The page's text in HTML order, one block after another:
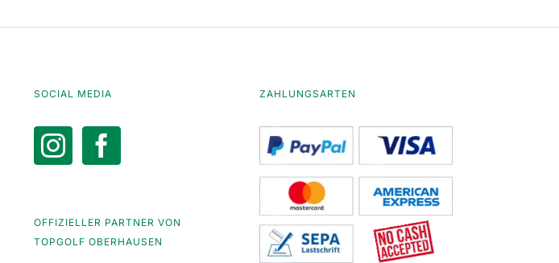
SOCIAL MEDIA
OFFIZIELLER PARTNER VON
TOPGOLF OBERHAUSEN
ZAHLUNGSARTEN